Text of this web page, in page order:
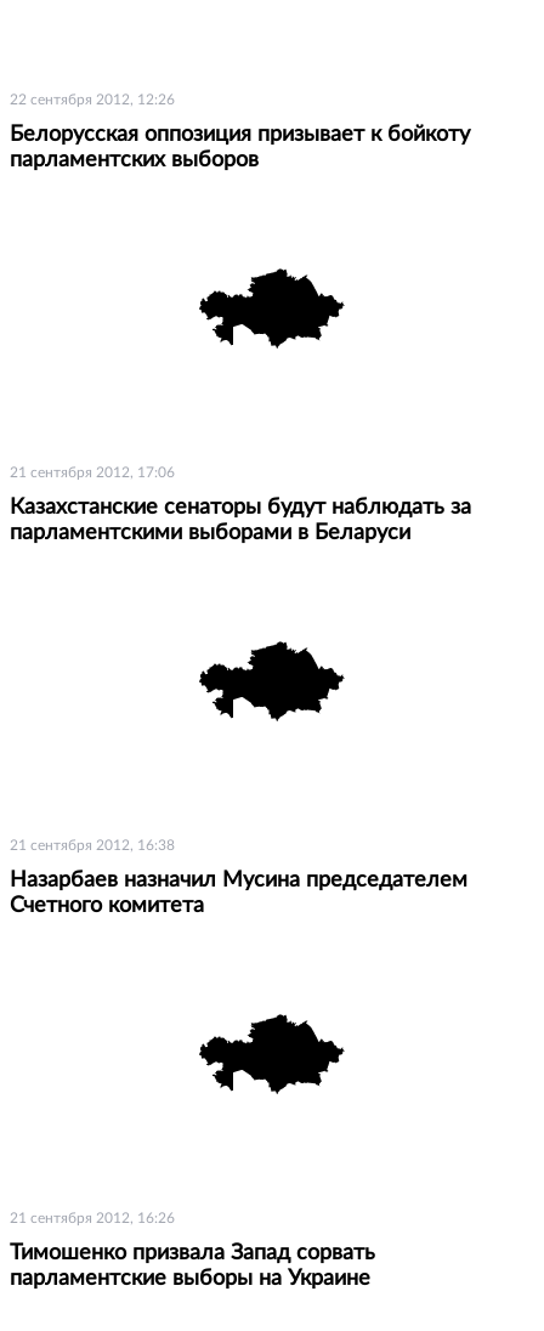
22 сентября 2012, 12:26
Белорусская оппозиция призывает к бойкоту
парламентских выборов
21 сентября 2012, 17:06
Казахстанские сенаторы будут наблюдать за
парламентскими выборами в Беларуси
21 сентября 2012, 16:38
Назарбаев назначил Мусина председателем
Счетного комитета
21 сентября 2012, 16:26
Тимошенко призвала Запад сорвать
парламентские выборы на Украине